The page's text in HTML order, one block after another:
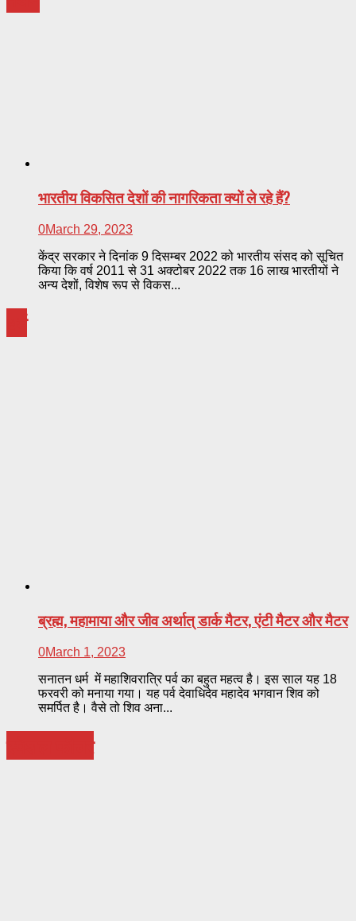
भारतीय विकसित देशों की नागरिकता क्यों ले रहे हैं?
0March 29, 2023
केंद्र सरकार ने दिनांक 9 दिसम्बर 2022 को भारतीय संसद को सूचित
किया कि वर्ष 2011 से 31 अक्टोबर 2022 तक 16 लाख भारतीयों ने
अन्य देशों, विशेष रूप से विकस...
ब्रह्म, महामाया और जीव अर्थात् डार्क मैटर, एंटी मैटर और मैटर
0March 1, 2023
सनातन धर्म में महाशिवरात्रि पर्व का बहुत महत्व है। इस साल यह 18
फरवरी को मनाया गया। यह पर्व देवाधिदेव महादेव भगवान शिव को
समर्पित है। वैसे तो शिव अना...